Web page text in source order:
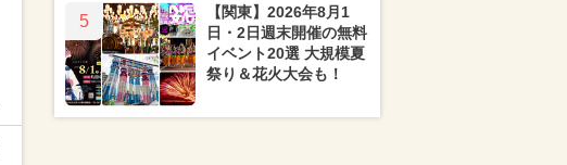
5
【関東】2026年8月1
日・2日週末開催の無料
イベント20選 大規模夏
祭り＆花火大会も！